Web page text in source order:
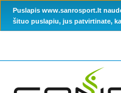
Puslapis www.sanrosport.lt
šituo puslapiu, jus patvirtinate,